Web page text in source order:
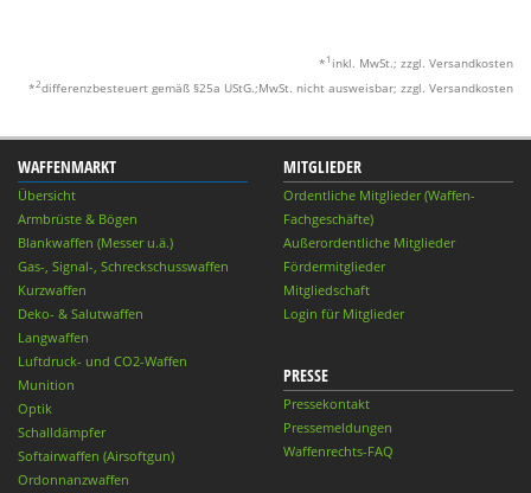
* 1 inkl. MwSt.; zzgl. Versandkosten
*2differenzbesteuert gemäß §25a UStG.;MwSt. nicht ausweisbar; zzgl. Versandkosten
WAFFENMARKT
Übersicht
Armbrüste & Bögen
Blankwaffen (Messer u.ä.)
Gas-, Signal-, Schreckschusswaffen
Kurzwaffen
Deko- & Salutwaffen
Langwaffen
Luftdruck- und CO2-Waffen
Munition
Optik
Schalldämpfer
Softairwaffen (Airsoftgun)
Ordonnanzwaffen
MITGLIEDER
Ordentliche Mitglieder (Waffen-
Fachgeschäfte)
Außerordentliche Mitglieder
Fördermitglieder
Mitgliedschaft
Login für Mitglieder
PRESSE
Pressekontakt
Pressemeldungen
Waffenrechts-FAQ